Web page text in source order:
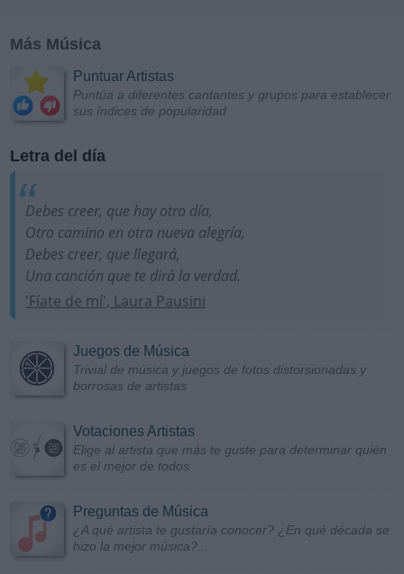
Más Música
Puntuar Artistas
Puntúa a diferentes cantantes y grupos para establecer
sus índices de popularidad
Letra del día
Debes creer, que hay otro día,
Otro camino en otra nueva alegría,
Debes creer, que llegará,
Una canción que te dirá la verdad.
'Fíate de mí', Laura Pausini
Juegos de Música
Trivial de música y juegos de fotos distorsionadas y
borrosas de artistas
Votaciones Artistas
Elige al artista que más te guste para determinar quién
es el mejor de todos
Preguntas de Música
¿A qué artista te gustaría conocer? ¿En qué década se
hizo la mejor música?...